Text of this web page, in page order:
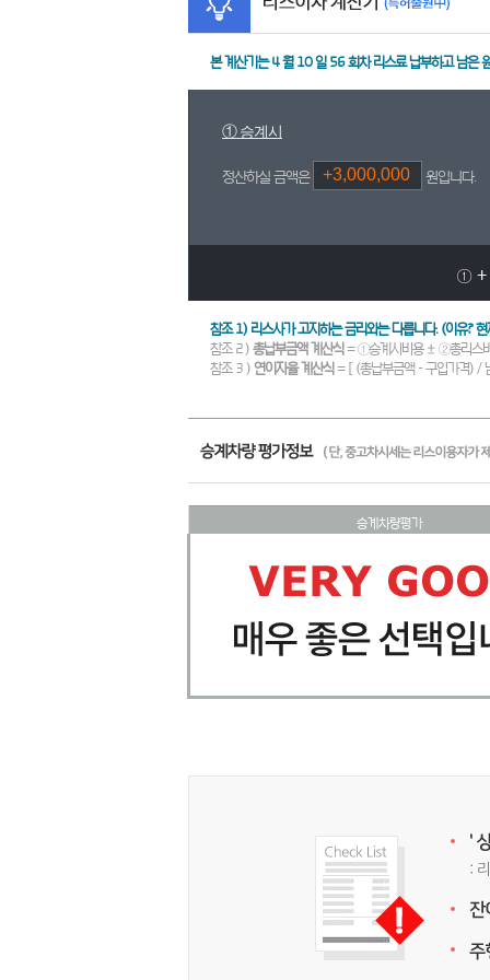
본 계산기는4월 10일 56회차 리스료 납부하고 남은
① 승계시
정산하실 금액은 원입니다.
① +
참조 1) 리스사가 고지하는 금리와는 다릅니다. (이유?
참조 2 ) 총납부금액 계산식= ①승계시비용 ± ②총리스
참조 3 ) 연이자율 계산식= [ (총납부금액 - 구입가격) /
승계차량평가